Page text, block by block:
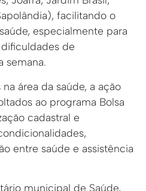
facilitando o
especialmente para
de
semana.
área da saúde, a ação
ao programa Bolsa
cadastral e
entre saúde e assistência
municipal de Saúde,